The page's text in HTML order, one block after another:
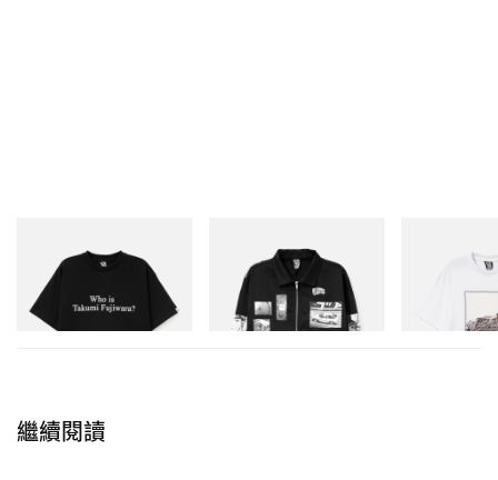
Billionaire Boys Club X Initial
D Cotton T-Shirt 3
立即購入
Billionaire Boys Club X Initial
D Cotton Jacket
立即購入
Billionaire
D Cotton T-
繼續閱讀